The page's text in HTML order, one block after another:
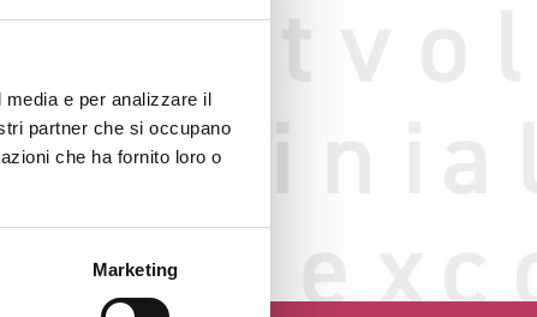
e per analizzare il
partner che si occupano
che ha fornito loro o
Marketing